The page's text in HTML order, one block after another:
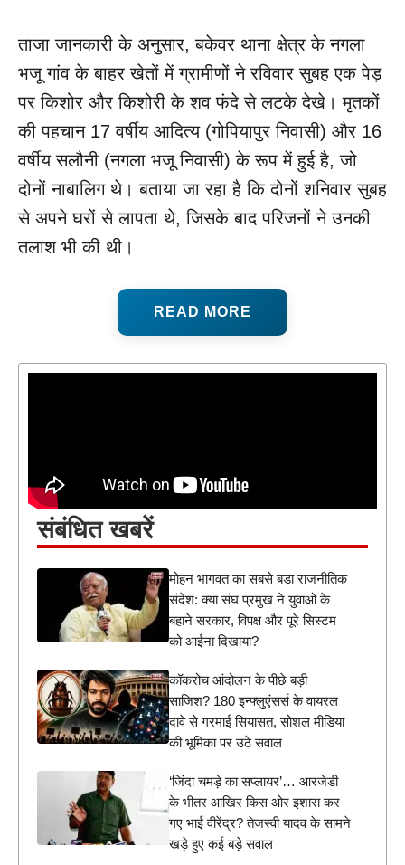
ताजा जानकारी के अनुसार, बकेवर थाना क्षेत्र के नगला
भजू गांव के बाहर खेतों में ग्रामीणों ने रविवार सुबह एक पेड़
पर किशोर और किशोरी के शव फंदे से लटके देखे। मृतकों
की पहचान 17 वर्षीय आदित्य (गोपियापुर निवासी) और 16
वर्षीय सलौनी (नगला भजू निवासी) के रूप में हुई है, जो
दोनों नाबालिग थे। बताया जा रहा है कि दोनों शनिवार सुबह
से अपने घरों से लापता थे, जिसके बाद परिजनों ने उनकी
तलाश भी की थी।
READ MORE
संबंधित खबरें
मोहन भागवत का सबसे बड़ा राजनीतिक
संदेश: क्या संघ प्रमुख ने युवाओं के
बहाने सरकार, विपक्ष और पूरे सिस्टम
को आईना दिखाया?
कॉकरोच आंदोलन के पीछे बड़ी
साजिश? 180 इन्फ्लुएंसर्स के वायरल
दावे से गरमाई सियासत, सोशल मीडिया
की भूमिका पर उठे सवाल
‘जिंदा चमड़े का सप्लायर’… आरजेडी
के भीतर आखिर किस ओर इशारा कर
गए भाई वीरेंद्र? तेजस्वी यादव के सामने
खड़े हुए कई बड़े सवाल